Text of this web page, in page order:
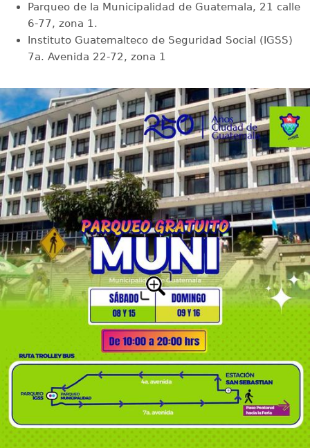
Parqueo de la Municipalidad de Guatemala, 21 calle
6-77, zona 1.
Instituto Guatemalteco de Seguridad Social (IGSS)
7a. Avenida 22-72, zona 1